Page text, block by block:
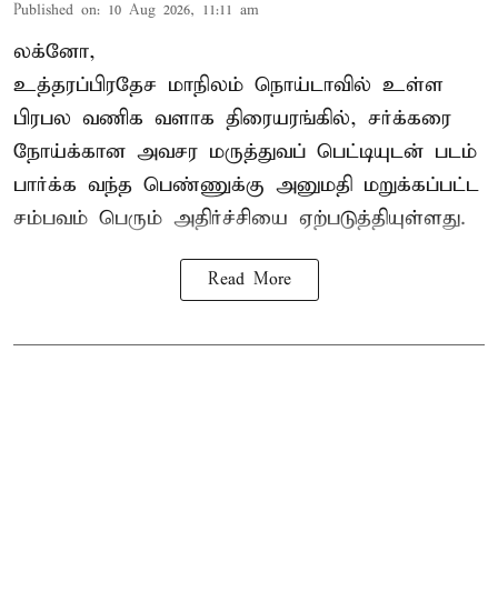
Published on: 10 Aug 2026, 11:11 am
லக்னோ,
உத்தரப்பிரதேச மாநிலம் நொய்டாவில் உள்ள
பிரபல வணிக வளாக திரையரங்கில், சர்க்கரை
நோய்க்கான அவசர மருத்துவப் பெட்டியுடன் படம்
பார்க்க வந்த பெண்ணுக்கு அனுமதி மறுக்கப்பட்ட
சம்பவம் பெரும் அதிர்ச்சியை ஏற்படுத்தியுள்ளது.
Read More